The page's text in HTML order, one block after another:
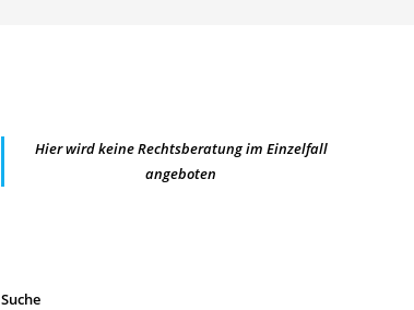
Hier wird keine Rechtsberatung im Einzelfall
angeboten
Suche